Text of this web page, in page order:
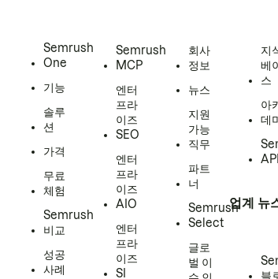
Semrush
One
기능
솔루
션
가격
무료
체험
Semrush
비교
성공
사례
Semrush
MCP
엔터
프라
이즈
SEO
엔터
프라
이즈
AIO
엔터
프라
이즈
SI
회사
정보
뉴스
지원
가능
직무
파트
너
Semrush
Select
글로
벌 이
지
베
스
아
데
업계 뉴
블